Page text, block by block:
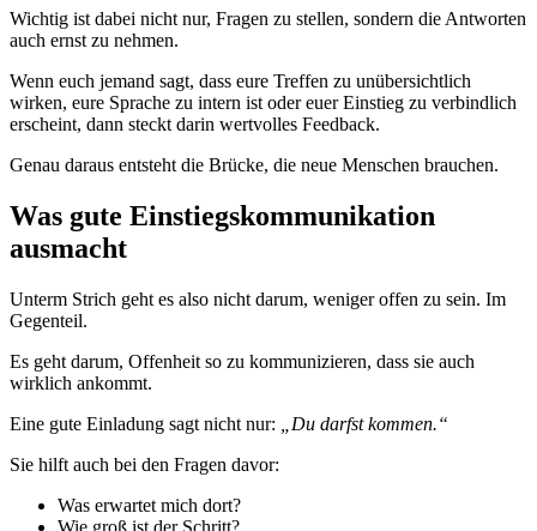
Wichtig ist dabei nicht nur, Fragen zu stellen, sondern die Antworten
auch ernst zu nehmen.
Wenn euch jemand sagt, dass eure Treffen zu unübersichtlich
wirken, eure Sprache zu intern ist oder euer Einstieg zu verbindlich
erscheint, dann steckt darin wertvolles Feedback.
Genau daraus entsteht die Brücke, die neue Menschen brauchen.
Was gute Einstiegskommunikation
ausmacht
Unterm Strich geht es also nicht darum, weniger offen zu sein. Im
Gegenteil.
Es geht darum, Offenheit so zu kommunizieren, dass sie auch
wirklich ankommt.
Eine gute Einladung sagt nicht nur:
„Du darfst kommen.“
Sie hilft auch bei den Fragen davor:
Was erwartet mich dort?
Wie groß ist der Schritt?